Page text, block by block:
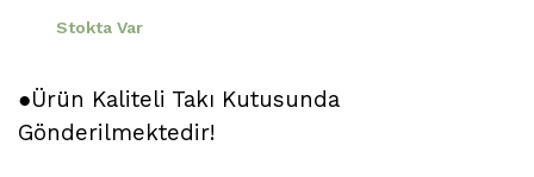
Stokta Var
●Ürün Kaliteli Takı Kutusunda
Gönderilmektedir!